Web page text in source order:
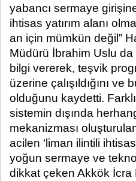
yabancı sermaye
ihtisas yatırım alanı
an için mümkün değil”
Müdürü İbrahim Uslu
bilgi vererek, teşvik
üzerine çalışıldığını
olduğunu kaydetti.
sistemin dışında
mekanizması
acilen ‘liman ilintili
yoğun sermaye ve
dikkat çeken Akkök İcra